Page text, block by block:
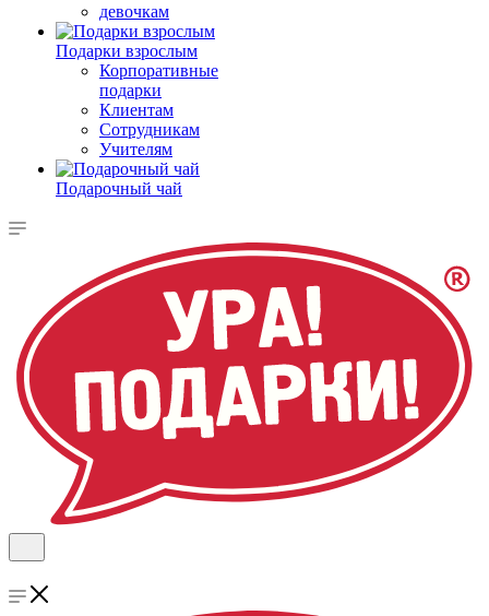
девочкам
Подарки взрослым
Корпоративные
подарки
Клиентам
Сотрудникам
Учителям
Подарочный чай